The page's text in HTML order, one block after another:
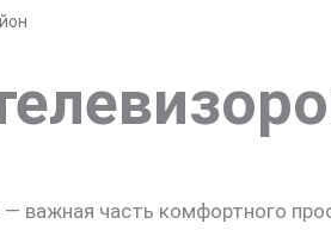
важная часть комфортного